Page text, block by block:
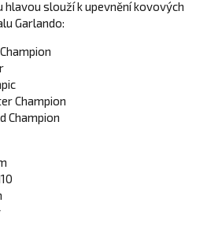
hlavou slouží k upevnění kovových
Garlando:
Champion
Champion